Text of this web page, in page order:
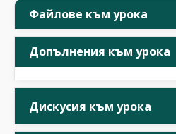
Файлове към урока
Допълнения към урока
Дискусия към урока